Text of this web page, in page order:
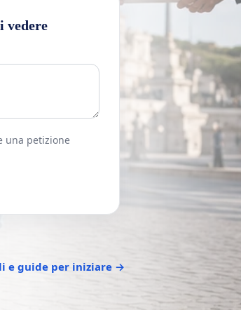
vedere
una petizione
e guide per iniziare →